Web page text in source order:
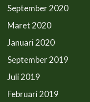
September 2020
Maret 2020
Januari 2020
September 2019
Juli 2019
Februari 2019